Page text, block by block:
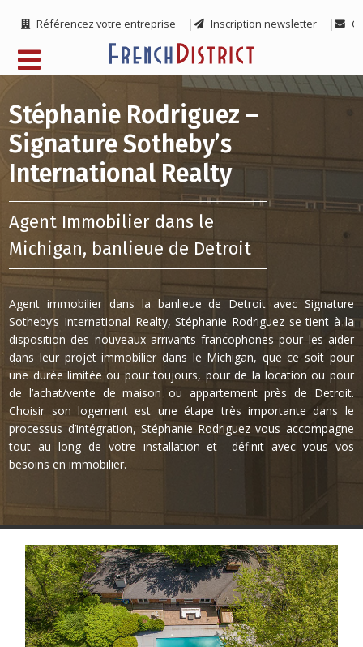
Référencez votre entreprise Inscription newsletter
Stéphanie Rodriguez –
Signature Sotheby’s
International Realty
Agent Immobilier dans le
Michigan, banlieue de Detroit
Agent immobilier dans la banlieue de Detroit avec Signature
Sotheby’s International Realty, Stéphanie Rodriguez se tient à la
disposition des nouveaux arrivants francophones pour les aider
dans leur projet immobilier dans le Michigan, que ce soit pour
une durée limitée ou pour toujours, pour de la location ou pour
de l’achat/vente de maison ou appartement près de Detroit.
Choisir son logement est une étape très importante dans le
processus d’intégration, Stéphanie Rodriguez vous accompagne
tout au long de votre installation et définit avec vous vos
besoins en immobilier.